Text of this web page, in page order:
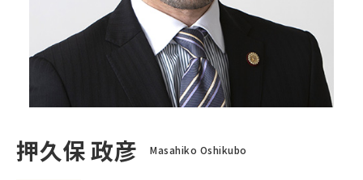
押久保 政彦 Masahiko Oshikubo